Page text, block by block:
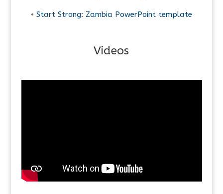
• Start Strong: Zambia PowerPoint template
Videos